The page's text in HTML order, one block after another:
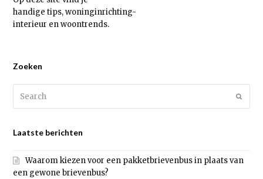
handige tips, woninginrichting-
interieur en woontrends.
Zoeken
Laatste berichten
Waarom kiezen voor een pakketbrievenbus in plaats van
een gewone brievenbus?